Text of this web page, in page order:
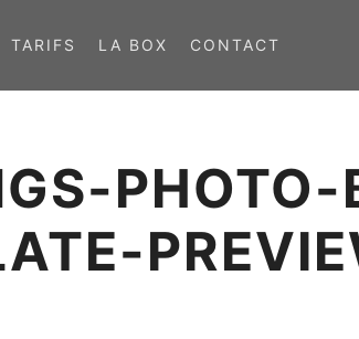
TARIFS LA BOX CONTACT